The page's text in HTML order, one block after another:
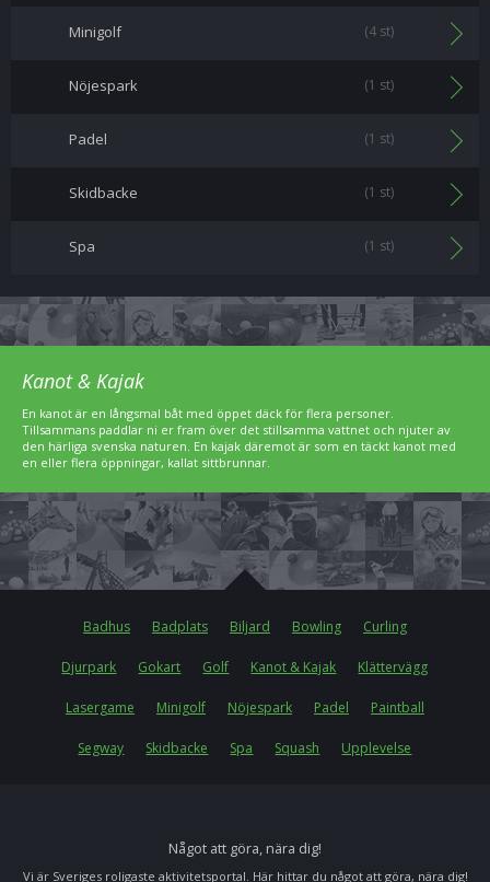
Minigolf (4 st)
Nöjespark (1 st)
Padel (1 st)
Skidbacke (1 st)
Spa (1 st)
Kanot & Kajak
En kanot är en långsmal båt med öppet däck för flera personer.
Tillsammans paddlar ni er fram över det stillsamma vattnet och njuter av
den härliga svenska naturen. En kajak däremot är som en täckt kanot med
en eller flera öppningar, kallat sittbrunnar.
Badhus Badplats Biljard Bowling Curling
Djurpark Gokart Golf Kanot & Kajak Klättervägg
Lasergame Minigolf Nöjespark Padel Paintball
Segway Skidbacke Spa Squash Upplevelse
Något att göra, nära dig!
Vi är Sveriges roligaste aktivitetsportal. Här hittar du något att göra, nära dig!